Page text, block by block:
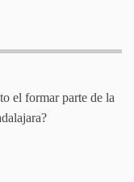
el formar parte de la